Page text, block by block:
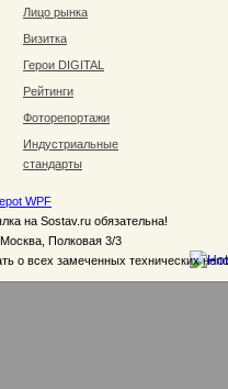
Лицо рынка
Визитка
Герои DIGITAL
Рейтинги
Фоторепортажи
Индустриальные
стандарты
WPF
на Sostav.ru обязательна!
Полковая 3/3
о всех замеченных технических